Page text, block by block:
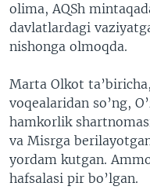
olima, AQSh
davlatlardagi
nishonga olmoqda.
Marta Olkot
voqealaridan so’ng,
hamkorlik
va Misrga
yordam kutgan.
hafsalasi pir bo’lgan.